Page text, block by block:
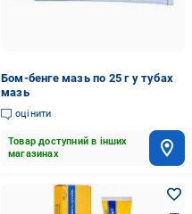
Бом-бенге мазь по 25 г у тубах
мазь
оцінити
Товар доступний в інших
магазинах